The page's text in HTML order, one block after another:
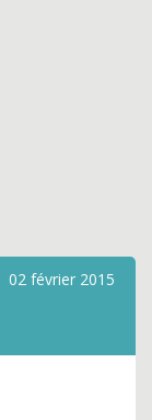
02 février 2015